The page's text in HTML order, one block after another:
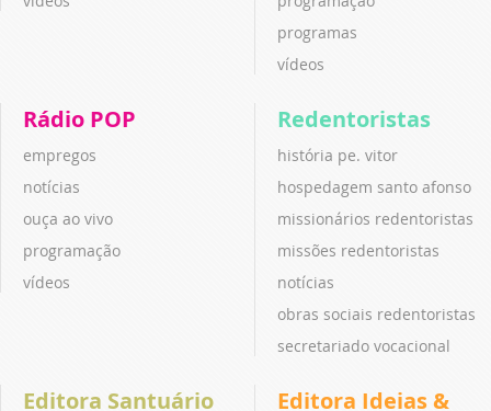
programas
vídeos
Rádio POP
empregos
notícias
ouça ao vivo
programação
vídeos
Redentoristas
história pe. vitor
hospedagem santo afonso
missionários redentoristas
missões redentoristas
notícias
obras sociais redentoristas
secretariado vocacional
Editora Santuário
Editora Ideias &